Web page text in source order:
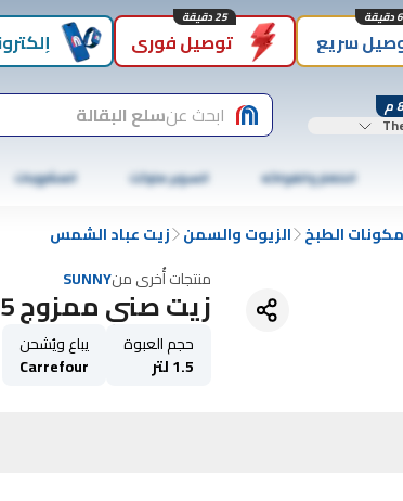
سريع توصيل فوري
25 دقيقة
ابحث عنسلع البقالة
الخضار والفواكه السوبر ماركت المشروبات
مكونات الطبخ الزيوت والسمن زيت عباد الشمس
منتجات أُخرى منSUNNY
زيت صني ممزوج 1.5 لتر
حجم العبوة
1.5 لتر
يباع ويُشحن
Carrefour